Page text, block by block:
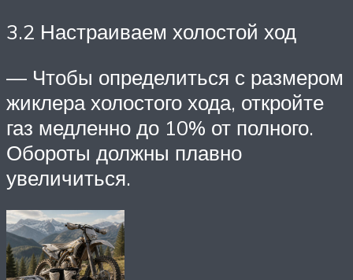
3.2 Настраиваем холостой ход
— Чтобы определиться с размером
жиклера холостого хода, откройте
газ медленно до 10% от полного.
Обороты должны плавно
увеличиться.